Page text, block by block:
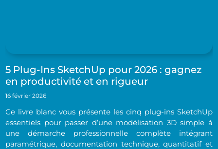
5 Plug-Ins SketchUp pour 2026 : gagnez
en productivité et en rigueur
16 février 2026
Ce livre blanc vous présente les cinq plug-ins SketchUp
essentiels pour passer d’une modélisation 3D simple à
une démarche professionnelle complète intégrant
paramétrique, documentation technique, quantitatif et